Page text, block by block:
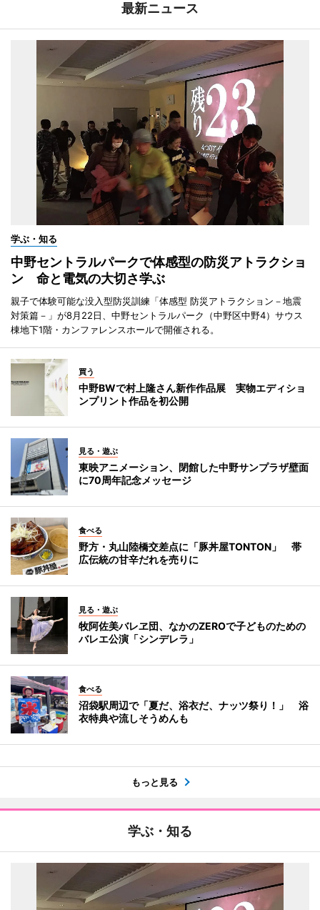
最新ニュース
学ぶ・知る
中野セントラルパークで体感型の防災アトラクショ
ン 命と電気の大切さ学ぶ
親子で体験可能な没入型防災訓練「体感型 防災アトラクション－地震
対策篇－」が8月22日、中野セントラルパーク（中野区中野4）サウス
棟地下1階・カンファレンスホールで開催される。
買う
中野BWで村上隆さん新作作品展 実物エディショ
ンプリント作品を初公開
見る・遊ぶ
東映アニメーション、閉館した中野サンプラザ壁面
に70周年記念メッセージ
食べる
野方・丸山陸橋交差点に「豚丼屋TONTON」 帯
広伝統の甘辛だれを売りに
見る・遊ぶ
牧阿佐美バレヱ団、なかのZEROで子どものための
バレエ公演「シンデレラ」
食べる
沼袋駅周辺で「夏だ、浴衣だ、ナッツ祭り！」 浴
衣特典や流しそうめんも
もっと見る
学ぶ・知る